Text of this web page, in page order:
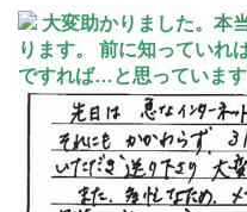
大変助かりました。本
ります。 前に知っていれ
ですれば…と思っています